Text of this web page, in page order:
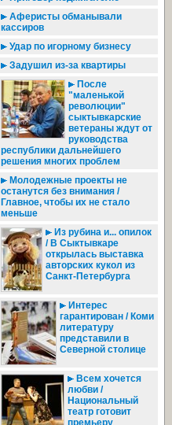
Аферисты обманывали
кассиров
Удар по игорному бизнесу
Задушил из-за квартиры
После
"маленькой
революции"
сыктывкарские
ветераны ждут от
руководства
республики дальнейшего
решения многих проблем
Молодежные проекты не
останутся без внимания /
Главное, чтобы их не стало
меньше
Из рубина и... опилок
/ В Сыктывкаре
открылась выставка
авторских кукол из
Санкт-Петербурга
Интерес
гарантирован / Коми
литературу
представили в
Северной столице
Всем хочется
любви /
Национальный
театр готовит
премьеру